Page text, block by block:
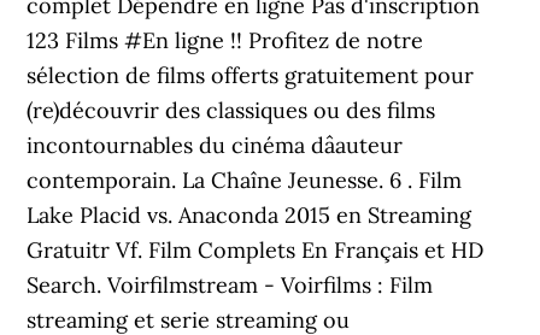
123 Films #En ligne !! Profitez de notre
sélection de films offerts gratuitement pour
(re)découvrir des classiques ou des films
incontournables du cinéma dâauteur
contemporain. La Chaîne Jeunesse. 6 . Film
Lake Placid vs. Anaconda 2015 en Streaming
Gratuitr Vf. Film Complets En Français et HD
Search. Voirfilmstream - Voirfilms : Film
streaming et serie streaming ou